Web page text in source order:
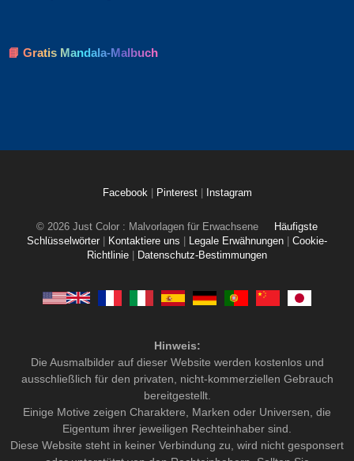
📘 Gratis Mandala-Malbuch
Facebook Pinterest Instagram
© 2026 Just Color : Malvorlagen für Erwachsene
Häufigste
Schlüsselwörter
Kontaktiere uns Legale Erwähnungen
Cookie-
Richtlinie
Datenschutz-Bestimmungen
Hinweis:
Die Ausmalbilder auf dieser Website werden kostenlos und
ausschließlich für den privaten, nicht-kommerziellen Gebrauch
bereitgestellt.
Einige Motive zeigen Charaktere, Marken oder Universen, die
Eigentum ihrer jeweiligen Rechteinhaber sind.
Diese Website steht in keiner Verbindung zu, wird nicht gesponsert